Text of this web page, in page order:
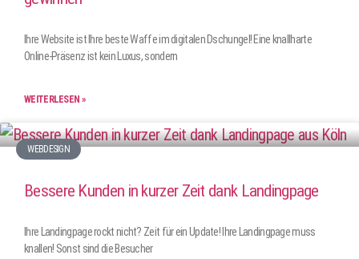
Ihre Website ist Ihre beste Waffe im digitalen Dschungel! Eine knallharte
Online-Präsenz ist kein Luxus, sondern
WEITERLESEN »
WEBDESIGN
Bessere Kunden in kurzer Zeit dank Landingpage
Ihre Landingpage rockt nicht? Zeit für ein Update! Ihre Landingpage muss
knallen! Sonst sind die Besucher